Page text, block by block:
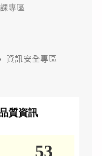
專區
資訊安全專區